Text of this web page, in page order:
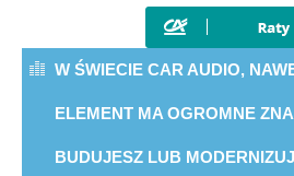
W ŚWIECIE CAR AUDIO,
ELEMENT MA OGROMNE
BUDUJESZ LUB